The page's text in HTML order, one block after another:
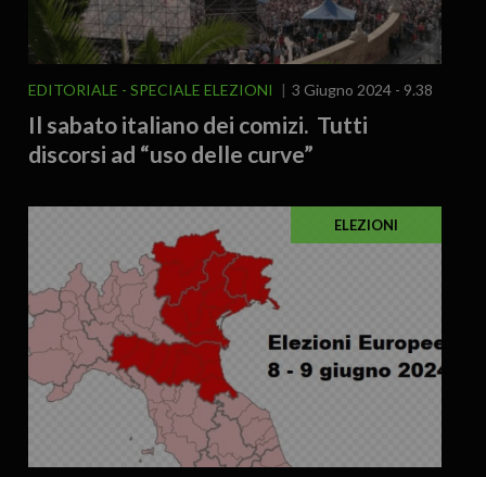
EDITORIALE SPECIALE ELEZIONI 3 Giugno 2024 - 9.38
Il sabato italiano dei comizi. Tutti
discorsi ad “uso delle curve”
ELEZIONI